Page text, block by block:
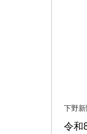
下野新
令和